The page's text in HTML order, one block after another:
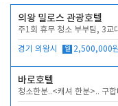
의왕 밀로스 관광호텔
주1회 휴무 청소 부부팀, 3교
경기 의왕시 월 2,500,000원
바로호텔
청소한분..<캐셔 한분>.. 구합